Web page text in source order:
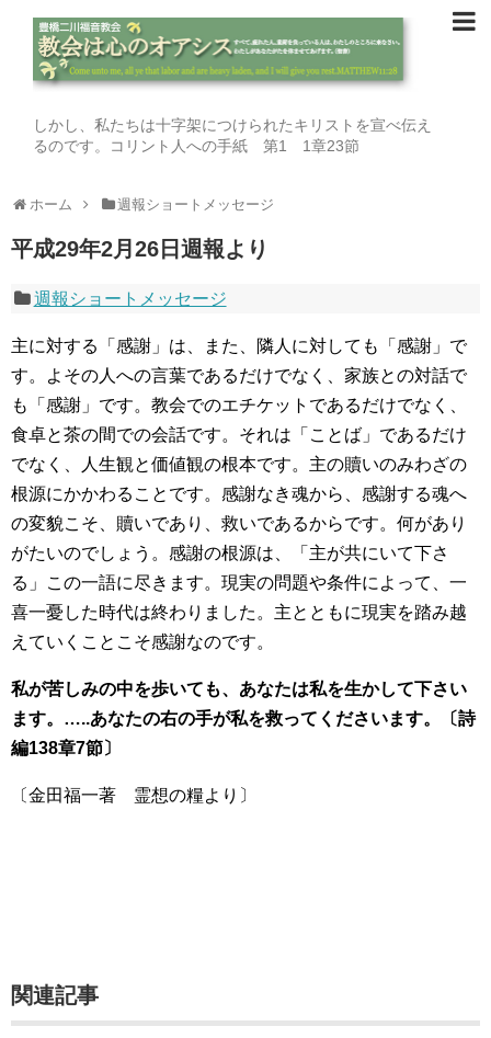
しかし、私たちは十字架につけられたキリストを宣べ伝え
るのです。コリント人への手紙 第1 1章23節
ホーム 週報ショートメッセージ
平成29年2月26日週報より
週報ショートメッセージ
主に対する「感謝」は、また、隣人に対しても「感謝」で
す。よその人への言葉であるだけでなく、家族との対話で
も「感謝」です。教会でのエチケットであるだけでなく、
食卓と茶の間での会話です。それは「ことば」であるだけ
でなく、人生観と価値観の根本です。主の贖いのみわざの
根源にかかわることです。感謝なき魂から、感謝する魂へ
の変貌こそ、贖いであり、救いであるからです。何があり
がたいのでしょう。感謝の根源は、「主が共にいて下さ
る」この一語に尽きます。現実の問題や条件によって、一
喜一憂した時代は終わりました。主とともに現実を踏み越
えていくことこそ感謝なのです。
私が苦しみの中を歩いても、あなたは私を生かして下さい
ます。…..あなたの右の手が私を救ってくださいます。〔詩
編138章7節〕
〔金田福一著 霊想の糧より〕
関連記事